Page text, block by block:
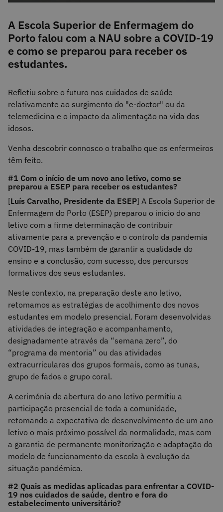
A Escola Superior de Enfermagem do
Porto falou com a NAU sobre a COVID-19
e como se preparou para receber os
estudantes.
Refletiu sobre o futuro nos cuidados de saúde
relativamente ao surgimento do "e-doctor" ou da
telemedicina e o impacto da alimentação na vida dos
idosos.
Venha descobrir connosco o trabalho que os enfermeiros
têm feito.
#1 Com o início de um novo ano letivo, como se
preparou a ESEP para receber os estudantes?
[Luís Carvalho, Presidente da ESEP] A Escola Superior de
Enfermagem do Porto (ESEP) preparou o inicio do ano
letivo com a firme determinação de contribuir
ativamente para a prevenção e o controlo da pandemia
COVID-19, mas também de garantir a qualidade do
ensino e a conclusão, com sucesso, dos percursos
formativos dos seus estudantes.
Neste contexto, na preparação deste ano letivo,
retomamos as estratégias de acolhimento dos novos
estudantes em modelo presencial. Foram desenvolvidas
atividades de integração e acompanhamento,
designadamente através da “semana zero”, do
“programa de mentoria” ou das atividades
extracurriculares dos grupos formais, como as tunas,
grupo de fados e grupo coral.
A cerimónia de abertura do ano letivo permitiu a
participação presencial de toda a comunidade,
retomando a expectativa de desenvolvimento de um ano
letivo o mais próximo possível da normalidade, mas com
a garantia de permanente monitorização e adaptação do
modelo de funcionamento da escola à evolução da
situação pandémica.
#2 Quais as medidas aplicadas para enfrentar a COVID-
19 nos cuidados de saúde, dentro e fora do
estabelecimento universitário?